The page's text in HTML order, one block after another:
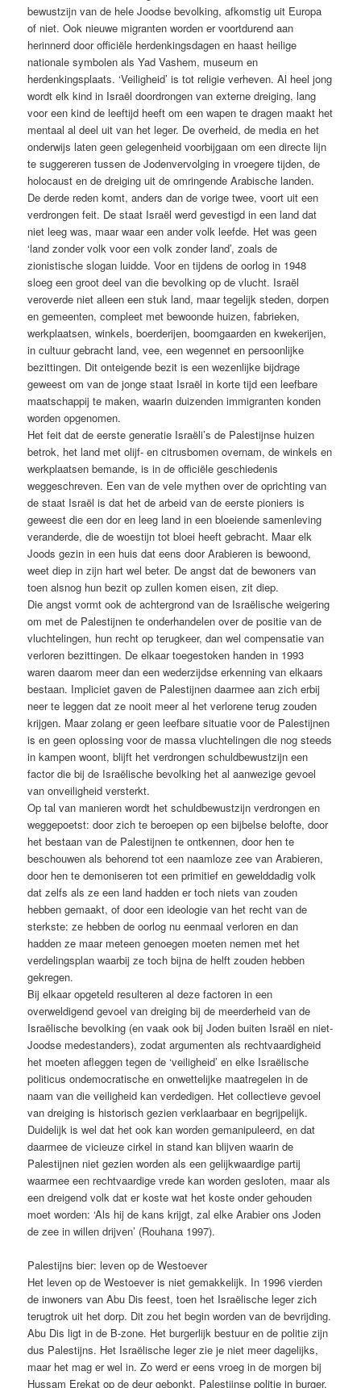
bewustzijn van de hele Joodse bevolking, afkomstig uit Europa
of niet. Ook nieuwe migranten worden er voortdurend aan
herinnerd door officiële herdenkingsdagen en haast heilige
nationale symbolen als Yad Vashem, museum en
herdenkingsplaats. ‘Veiligheid’ is tot religie verheven. Al heel jong
wordt elk kind in Israël doordrongen van externe dreiging, lang
voor een kind de leeftijd heeft om een wapen te dragen maakt het
mentaal al deel uit van het leger. De overheid, de media en het
onderwijs laten geen gelegenheid voorbijgaan om een directe lijn
te suggereren tussen de Jodenvervolging in vroegere tijden, de
holocaust en de dreiging uit de omringende Arabische landen.
De derde reden komt, anders dan de vorige twee, voort uit een
verdrongen feit. De staat Israël werd gevestigd in een land dat
niet leeg was, maar waar een ander volk leefde. Het was geen
‘land zonder volk voor een volk zonder land’, zoals de
zionistische slogan luidde. Voor en tijdens de oorlog in 1948
sloeg een groot deel van die bevolking op de vlucht. Israël
veroverde niet alleen een stuk land, maar tegelijk steden, dorpen
en gemeenten, compleet met bewoonde huizen, fabrieken,
werkplaatsen, winkels, boerderijen, boomgaarden en kwekerijen,
in cultuur gebracht land, vee, een wegennet en persoonlijke
bezittingen. Dit onteigende bezit is een wezenlijke bijdrage
geweest om van de jonge staat Israël in korte tijd een leefbare
maatschappij te maken, waarin duizenden immigranten konden
worden opgenomen.
Het feit dat de eerste generatie Israëli’s de Palestijnse huizen
betrok, het land met olijf- en citrusbomen overnam, de winkels en
werkplaatsen bemande, is in de officiële geschiedenis
weggeschreven. Een van de vele mythen over de oprichting van
de staat Israël is dat het de arbeid van de eerste pioniers is
geweest die een dor en leeg land in een bloeiende samenleving
veranderde, die de woestijn tot bloei heeft gebracht. Maar elk
Joods gezin in een huis dat eens door Arabieren is bewoond,
weet diep in zijn hart wel beter. De angst dat de bewoners van
toen alsnog hun bezit op zullen komen eisen, zit diep.
Die angst vormt ook de achtergrond van de Israëlische weigering
om met de Palestijnen te onderhandelen over de positie van de
vluchtelingen, hun recht op terugkeer, dan wel compensatie van
verloren bezittingen. De elkaar toegestoken handen in 1993
waren daarom meer dan een wederzijdse erkenning van elkaars
bestaan. Impliciet gaven de Palestijnen daarmee aan zich erbij
neer te leggen dat ze nooit meer al het verlorene terug zouden
krijgen. Maar zolang er geen leefbare situatie voor de Palestijnen
is en geen oplossing voor de massa vluchtelingen die nog steeds
in kampen woont, blijft het verdrongen schuldbewustzijn een
factor die bij de Israëlische bevolking het al aanwezige gevoel
van onveiligheid versterkt.
Op tal van manieren wordt het schuldbewustzijn verdrongen en
weggepoetst: door zich te beroepen op een bijbelse belofte, door
het bestaan van de Palestijnen te ontkennen, door hen te
beschouwen als behorend tot een naamloze zee van Arabieren,
door hen te demoniseren tot een primitief en gewelddadig volk
dat zelfs als ze een land hadden er toch niets van zouden
hebben gemaakt, of door een ideologie van het recht van de
sterkste: ze hebben de oorlog nu eenmaal verloren en dan
hadden ze maar meteen genoegen moeten nemen met het
verdelingsplan waarbij ze toch bijna de helft zouden hebben
gekregen.
Bij elkaar opgeteld resulteren al deze factoren in een
overweldigend gevoel van dreiging bij de meerderheid van de
Israëlische bevolking (en vaak ook bij Joden buiten Israël en niet-
Joodse medestanders), zodat argumenten als rechtvaardigheid
het moeten afleggen tegen de ‘veiligheid’ en elke Israëlische
politicus ondemocratische en onwettelijke maatregelen in de
naam van die veiligheid kan verdedigen. Het collectieve gevoel
van dreiging is historisch gezien verklaarbaar en begrijpelijk.
Duidelijk is wel dat het ook kan worden gemanipuleerd, en dat
daarmee de vicieuze cirkel in stand kan blijven waarin de
Palestijnen niet gezien worden als een gelijkwaardige partij
waarmee een rechtvaardige vrede kan worden gesloten, maar als
een dreigend volk dat er koste wat het koste onder gehouden
moet worden: ‘Als hij de kans krijgt, zal elke Arabier ons Joden
de zee in willen drijven’ (Rouhana 1997).
Palestijns bier: leven op de Westoever
Het leven op de Westoever is niet gemakkelijk. In 1996 vierden
de inwoners van Abu Dis feest, toen het Israëlische leger zich
terugtrok uit het dorp. Dit zou het begin worden van de bevrijding.
Abu Dis ligt in de B-zone. Het burgerlijk bestuur en de politie zijn
dus Palestijns. Het Israëlische leger zie je niet meer dagelijks,
maar het mag er wel in. Zo werd er eens vroeg in de morgen bij
Hussam Erekat op de deur gebonkt. Palestijnse politie in burger,